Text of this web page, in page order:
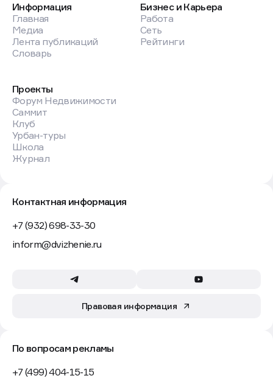
Информация
Главная
Медиа
Лента публикаций
Словарь
Бизнес и Карьера
Работа
Сеть
Рейтинги
Проекты
Форум Недвижимости
Саммит
Клуб
Урбан-туры
Школа
Журнал
Контактная информация
+7 (932) 698-33-30
inform@dvizhenie.ru
Правовая информация
По вопросам рекламы
+7 (499) 404-15-15